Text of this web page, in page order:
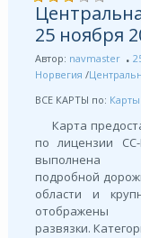
25 ноября
Автор: navmaster
Норвегия /
ВСЕ КАРТЫ по: Карты
Карта
по лицензии СС-
выполнена
подробной
области и
развязки.